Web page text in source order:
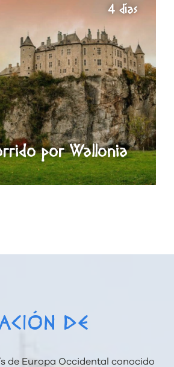
por Wallonia
4 días
DE
de Europa Occidental conocido